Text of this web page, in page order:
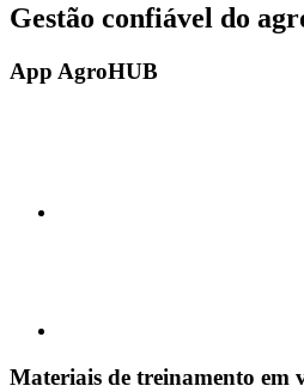
Gestão confiável do
App AgroHUB
Materiais de treinamento em